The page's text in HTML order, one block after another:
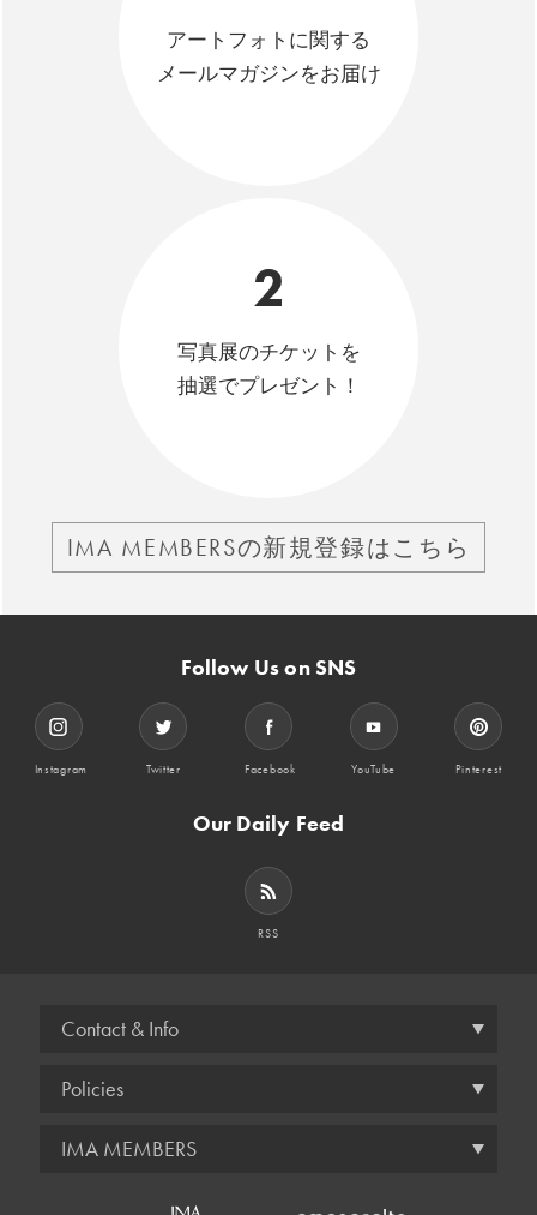
アートフォトに関する
メールマガジンをお届け
2
写真展のチケットを
抽選でプレゼント！
IMA MEMBERSの新規登録はこちら
Follow Us on SNS
Instagram Twitter Facebook YouTube Pinterest
Our Daily Feed
RSS
Contact & Info
Policies
IMA MEMBERS